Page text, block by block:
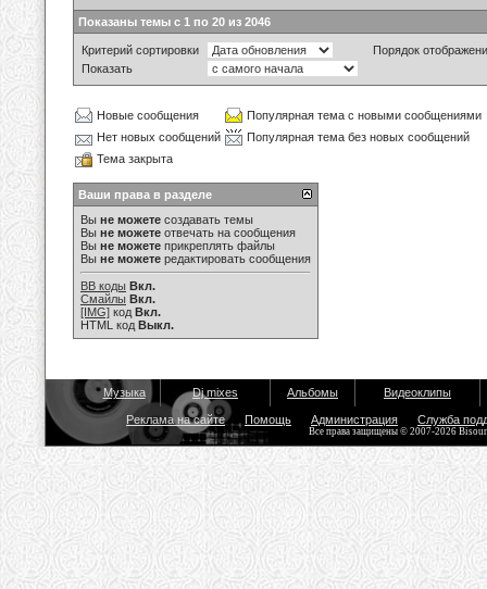
Показаны темы с 1 по 20 из 2046
Критерий сортировки
Порядок
Показать
Новые сообщения
Популярная тема с новыми сообщениями
Нет новых сообщений
Популярная тема без новых сообщений
Тема закрыта
Ваши права в разделе
Вы не можете создавать темы
Вы не можете отвечать на сообщения
Вы не можете прикреплять файлы
Вы не можете редактировать сообщения
BB коды Вкл.
Смайлы Вкл.
[IMG] код Вкл.
HTML код Выкл.
Музыка Dj mixes Альбомы Видеоклипы
Реклама на сайте Помощь Администрация Служба
Все права защищены © 2007-2026